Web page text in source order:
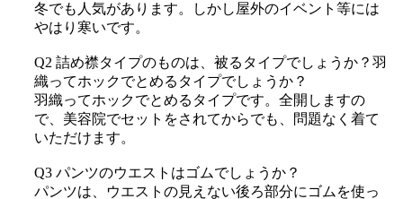
冬でも人気があります。しかし屋外のイベント等には
やはり寒いです。
Q2 詰め襟タイプのものは、被るタイプでしょうか？羽
織ってホックでとめるタイプでしょうか？
羽織ってホックでとめるタイプです。全開しますの
で、美容院でセットをされてからでも、問題なく着て
いただけます。
Q3 パンツのウエストはゴムでしょうか？
パンツは、ウエストの見えない後ろ部分にゴムを使っ